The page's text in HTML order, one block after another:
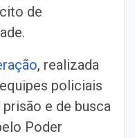
de
, realizada
policiais
e de busca
Poder